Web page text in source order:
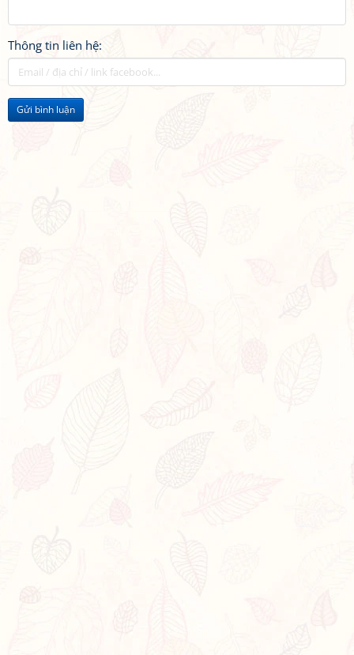
Thông tin liên hệ:
Gửi bình luận